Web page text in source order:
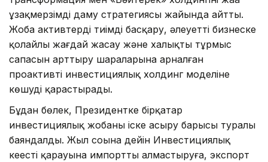
ұзақмерзімді даму стратегиясы жайында айтты.
Жоба активтерді тиімді басқару, әлеуетті бизнеске
қолайлы жағдай жасау және халықтың тұрмыс
сапасын арттыру шараларына арналған
проактивті инвестициялық холдинг моделіне
көшуді қарастырады.
Бұдан бөлек, Президентке бірқатар
инвестициялық жобаны іске асыру барысы туралы
баяндалды. Жыл соңына дейін Инвестициялық
кеңестің қарауына импортты алмастыруға, экспорт